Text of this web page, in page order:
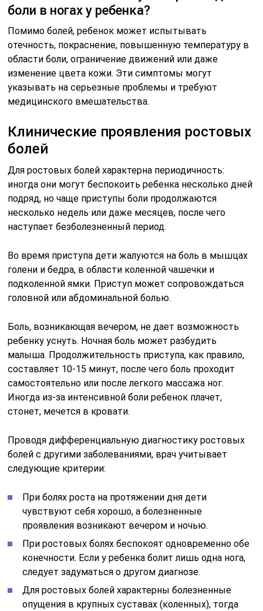
боли в ногах у ребенка?
Помимо болей, ребенок может испытывать
отечность, покраснение, повышенную температуру в
области боли, ограничение движений или даже
изменение цвета кожи. Эти симптомы могут
указывать на серьезные проблемы и требуют
медицинского вмешательства.
Клинические проявления ростовых
болей
Для ростовых болей характерна периодичность:
иногда они могут беспокоить ребенка несколько дней
подряд, но чаще приступы боли продолжаются
несколько недель или даже месяцев, после чего
наступает безболезненный период.
Во время приступа дети жалуются на боль в мышцах
голени и бедра, в области коленной чашечки и
подколенной ямки. Приступ может сопровождаться
головной или абдоминальной болью.
Боль, возникающая вечером, не дает возможность
ребенку уснуть. Ночная боль может разбудить
малыша. Продолжительность приступа, как правило,
составляет 10-15 минут, после чего боль проходит
самостоятельно или после легкого массажа ног.
Иногда из-за интенсивной боли ребенок плачет,
стонет, мечется в кровати.
Проводя дифференциальную диагностику ростовых
болей с другими заболеваниями, врач учитывает
следующие критерии:
При болях роста на протяжении дня дети
чувствуют себя хорошо, а болезненные
проявления возникают вечером и ночью.
При ростовых болях беспокоят одновременно обе
конечности. Если у ребенка болит лишь одна нога,
следует задуматься о другом диагнозе.
Для ростовых болей характерны болезненные
опущения в крупных суставах (коленных), тогда